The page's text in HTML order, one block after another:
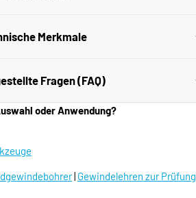
Merkmale
Fragen (FAQ)
oder Anwendung?
| Gewindelehren zur Prüfung